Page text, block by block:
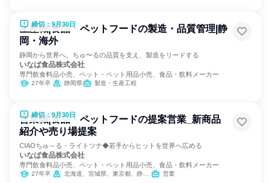
締切：9月30日
生産職|食品・ペットフードの製造・品質管理|静
岡・海外
静岡から世界へ。ちゅ〜るの品質を支え、製造をリードする
いなば食品株式会社
専門飲食料品小売、ペット・ペット用品小売、食品・飲料メーカー
27年卒 静岡県 製造・生産工程
締切：9月30日
営業職|食品・ペットフードの提案営業_新商品
紹介や売り場提案
CIAOちゅ～る・ライトツナ◆若手からヒットを世界へ広める
いなば食品株式会社
専門飲食料品小売、ペット・ペット用品小売、食品・飲料メーカー
27年卒 北海道、宮城県、東京都、静岡県、愛知県、大阪府、広島県、福岡県 営業